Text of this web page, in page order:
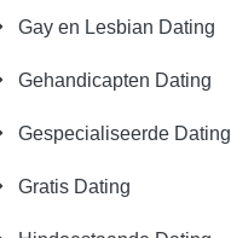
Gay en Lesbian Dating
Gehandicapten Dating
Gespecialiseerde Dating
Gratis Dating